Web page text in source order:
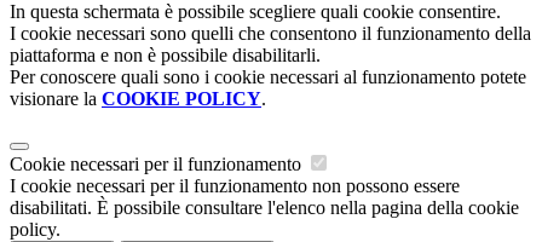
In questa schermata è possibile scegliere quali cookie consentire.
I cookie necessari sono quelli che consentono il funzionamento della
piattaforma e non è possibile disabilitarli.
Per conoscere quali sono i cookie necessari al funzionamento potete
visionare la COOKIE POLICY.
Cookie necessari per il funzionamento
I cookie necessari per il funzionamento non possono essere
disabilitati. È possibile consultare l'elenco nella pagina della cookie
policy.